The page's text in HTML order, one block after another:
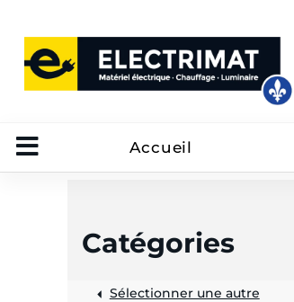
Accueil
Catégories
Sélectionner une autre